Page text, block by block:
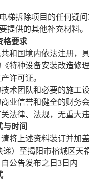
梯拆除项目的任何疑问
提供的其他补充材料。
格要求
和国境内依法注册，
特种设备安装改造修
许可证。
术团队和必要的施工设
业信誉和健全的财务会
法律、法规，无重大违
与时间
将上述资料装订并加
递）至揭阳市榕城区天
公告发布之日3日内